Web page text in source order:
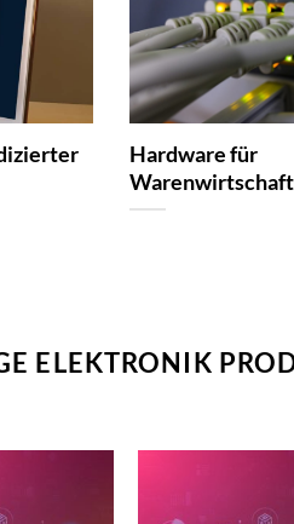
Hardware für
ELEKTRONIK